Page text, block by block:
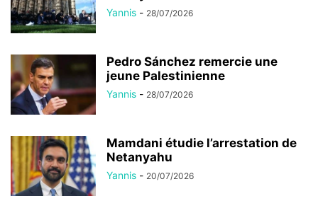
Yannis - 28/07/2026
Pedro Sánchez remercie une
jeune Palestinienne
Yannis - 28/07/2026
Mamdani étudie l’arrestation de
Netanyahu
Yannis - 20/07/2026